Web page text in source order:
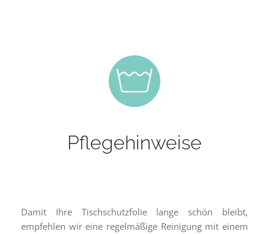
Pflegehinweise
Damit Ihre Tischschutzfolie lange schön bleibt,
empfehlen wir eine regelmäßige Reinigung mit einem